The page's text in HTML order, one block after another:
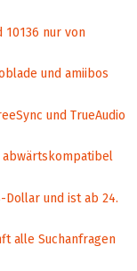
10136 nur von
und amiibos
und TrueAudio
Dollar und ist ab 24.
alle Suchanfragen